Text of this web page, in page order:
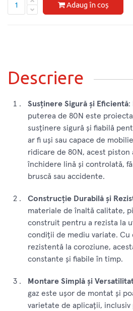
Adaug în coș
Descriere
Susținere Sigură și Eficientă:
puterea de 80N este
susținere sigură și fiabilă
ar fi uși sau capace de
ridicare de 80N, acest piston
închidere lină și controlată,
bruscă sau accidente.
Construcție Durabilă și
materiale de înaltă calitate,
construit pentru a rezista la
condiții de mediu variate.
rezistentă la coroziune,
constante și fiabile în timp.
Montare Simplă și
gaz este ușor de montat și
varietate de aplicații,